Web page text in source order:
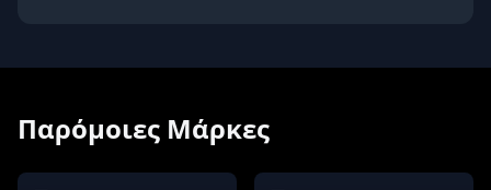
Παρόμοιες Μάρκες